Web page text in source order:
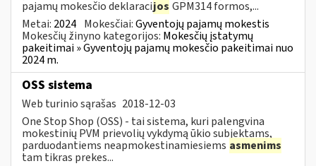
pajamų mokesčio deklaracijos GPM314 formos,...
Metai: 2024 Mokesčiai:Gyventojų pajamų mokestis
Mokesčių žinyno kategorijos: Mokesčių įstatymų
pakeitimai » Gyventojų pajamų mokesčio pakeitimai nuo
2024 m.
OSS sistema
Web turinio sąrašas 2018-12-03
One Stop Shop (OSS) - tai sistema, kuri palengvina
mokestinių PVM prievolių vykdymą ūkio subjektams,
parduodantiems neapmokestinamiesiems asmenims
tam tikras prekes...